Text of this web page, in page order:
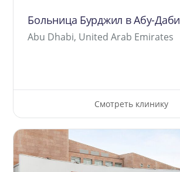
Больница Бурджил в Абу-Даби
Abu Dhabi, United Arab Emirates
Смотреть клинику